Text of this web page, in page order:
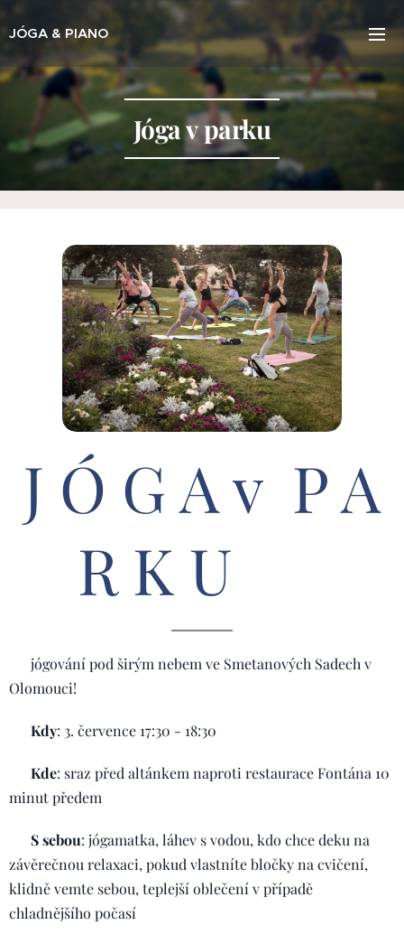
JÓGA & PIANO
Jóga v parku
J Ó G A v P A
R K U 🌳
☀️ jógování pod širým nebem ve Smetanových Sadech v
Olomouci!
Kdy: 3. července 17:30 - 18:30
Kde: sraz před altánkem naproti restaurace Fontána 10
minut předem
S sebou: jógamatka, láhev s vodou, kdo chce deku na
závěrečnou relaxaci, pokud vlastníte bločky na cvičení,
klidně vemte sebou, teplejší oblečení v případě
chladnějšího počasí